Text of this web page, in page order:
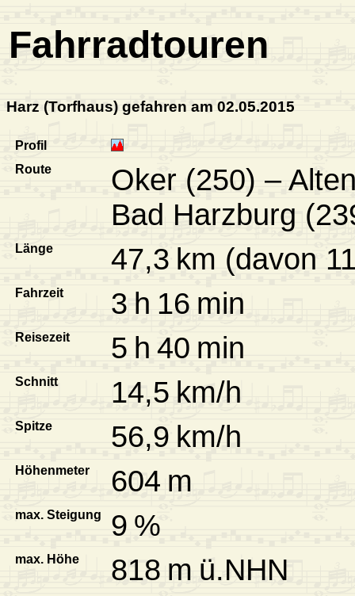
Fahrradtouren
Harz (Torfhaus) gefahren am 02.05.2015
Profil
Route
Oker (250) –
Bad Harzburg
Länge 47,3 km (davon
Fahrzeit 3 h 16 min
Reisezeit 5 h 40 min
Schnitt 14,5 km/h
Spitze 56,9 km/h
Höhenmeter 604 m
max. Steigung 9 %
max. Höhe 818 m ü.NHN